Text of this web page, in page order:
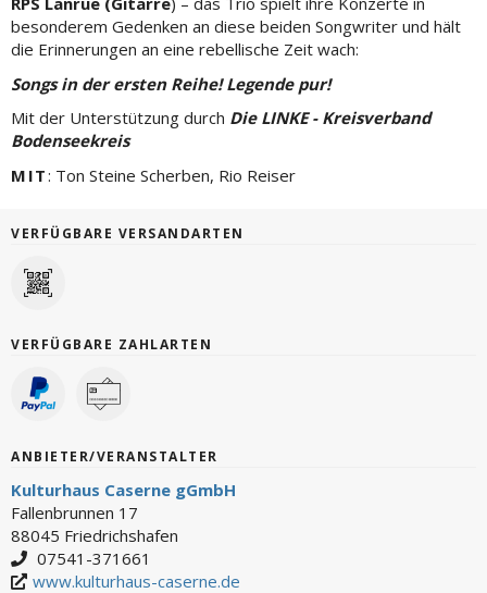
besonderem Gedenken an diese beiden Songwriter und hält
die Erinnerungen an eine rebellische Zeit wach:
Songs in der ersten Reihe! Legende pur!
Mit der Unterstützung durch Die LINKE - Kreisverband
Bodenseekreis
MIT: Ton Steine Scherben, Rio Reiser
VERFÜGBARE VERSANDARTEN
VERFÜGBARE ZAHLARTEN
ANBIETER/VERANSTALTER
Kulturhaus Caserne gGmbH
Fallenbrunnen 17
88045 Friedrichshafen
07541-371661
www.kulturhaus-caserne.de